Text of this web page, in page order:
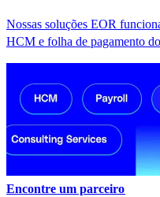
Nossas soluções EOR
HCM e folha de pagamento
Encontre um parceiro​​